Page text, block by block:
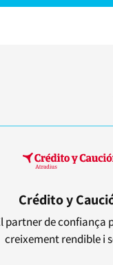
Crédito y
partner de confiança
creixement rendible i